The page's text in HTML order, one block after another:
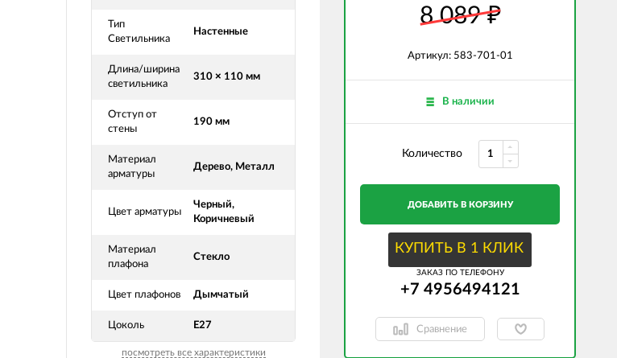
Тип
Светильника
Настенные
Длина/ширина
светильника
310 × 110 мм
Отступ от
стены
190 мм
Материал
арматуры
Дерево, Металл
Цвет арматуры
Черный,
Коричневый
Материал
плафона
Стекло
Цвет плафонов Дымчатый
Цоколь E27
посмотреть все характеристики
8 089₽
Артикул: 583-701-01
В наличии
Количество
ДОБАВИТЬ В КОРЗИНУ
КУПИТЬ В 1 КЛИК
ЗАКАЗ ПО ТЕЛЕФОНУ
+7 4956494121
Сравнение